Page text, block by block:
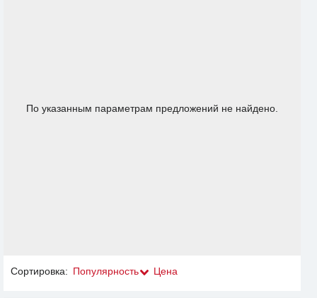
По указанным параметрам предложений не найдено.
Сортировка: Популярность Цена